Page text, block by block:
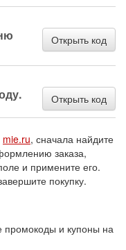
Открыть код
Открыть код
mie.ru, сначала найдите
заказа,
и примените его.
покупку.
промокоды и купоны на